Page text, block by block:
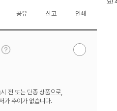
공유 신고 인쇄
툴
팁
알
전 또는 단종 상품으로,
가 추이가 없습니다.